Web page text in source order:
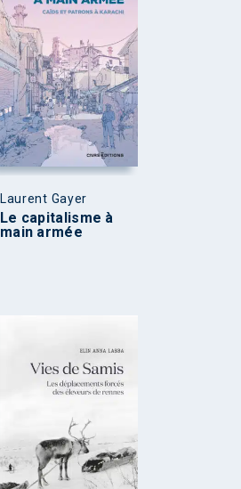
Laurent Gayer
Le capitalisme à
main armée